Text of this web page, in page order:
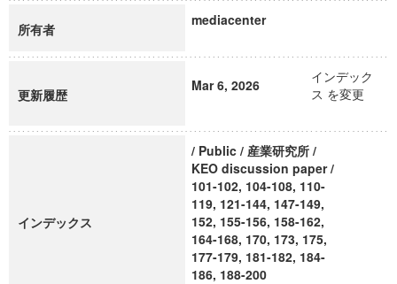
所有者
mediacenter
更新履歴
Mar 6, 2026
インデック
ス を変更
インデックス
/ Public / 産業研究所 /
KEO discussion paper /
101-102, 104-108, 110-
119, 121-144, 147-149,
152, 155-156, 158-162,
164-168, 170, 173, 175,
177-179, 181-182, 184-
186, 188-200